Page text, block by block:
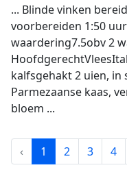
... Blinde vinken
voorbereiden 1:50
waardering7.5obv 2
kalfsgehakt 2 uien, in
Parmezaanse kaas,
bloem ...
‹ 1 2 3 4